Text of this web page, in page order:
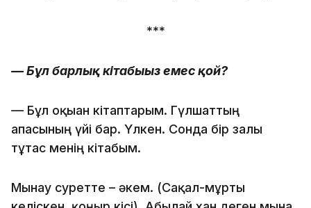
***
— Бұл барлық кітабыңыз емес қой?
— Бұл оқыған кітаптарым. Гүлшаттың
апасының үйі бар. Үлкен. Сонда бір залы
тұтас менің кітабым.
Мынау суретте – әкем. (Сақал-мұрты